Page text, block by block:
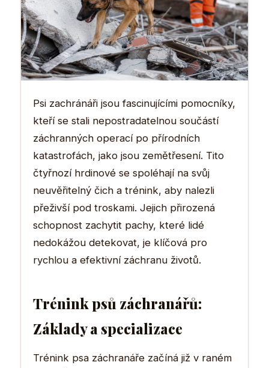
Psi zachránáři jsou fascinujícími pomocníky,
kteří se stali nepostradatelnou součástí
záchranných operací po přírodních
katastrofách, jako jsou zemětřesení. Tito
čtyřnozí hrdinové se spoléhají na svůj
neuvěřitelný čich a trénink, aby nalezli
přeživší pod troskami. Jejich přirozená
schopnost zachytit pachy, které lidé
nedokážou detekovat, je klíčová pro
rychlou a efektivní záchranu životů.
Trénink psů záchranářů:
Základy a specializace
Trénink psa záchranáře začíná již v raném